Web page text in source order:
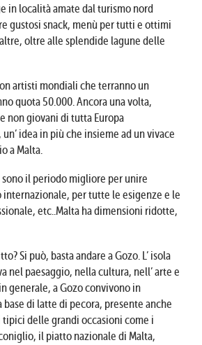
in località amate dal turismo nord
gustosi snack, menù per tutti e ottimi
oltre alle splendide lagune delle
artisti mondiali che terranno un
quota 50.000. Ancora una volta,
non giovani di tutta Europa
idea in più che insieme ad un vivace
a Malta.
sono il periodo migliore per unire
per tutte le esigenze e le
etc..Malta ha dimensioni ridotte,
Si può, basta andare a Gozo. L’ isola
nel paesaggio, nella cultura, nell’ arte e
generale, a Gozo convivono in
di latte di pecora, presente anche
delle grandi occasioni come i
il piatto nazionale di Malta,